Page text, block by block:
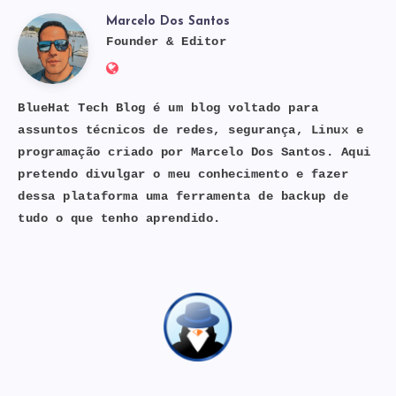
Marcelo
Dos
Santos
Marcelo Dos Santos
Founder & Editor
Website:
BlueHat Tech Blog é um blog voltado para
assuntos técnicos de redes, segurança, Linux e
programação criado por Marcelo Dos Santos. Aqui
pretendo divulgar o meu conhecimento e fazer
dessa plataforma uma ferramenta de backup de
tudo o que tenho aprendido.